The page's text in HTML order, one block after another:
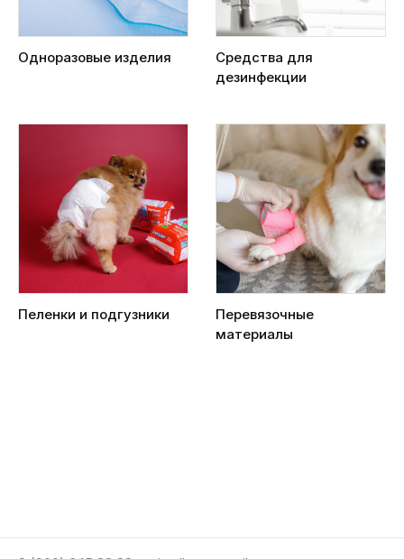
Одноразовые изделия
Средства для
дезинфекции
Пеленки и подгузники
Перевязочные
материалы